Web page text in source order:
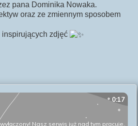
pana Dominika Nowaka.
oraz ze zmiennym sposobem
inspirujących zdjęć